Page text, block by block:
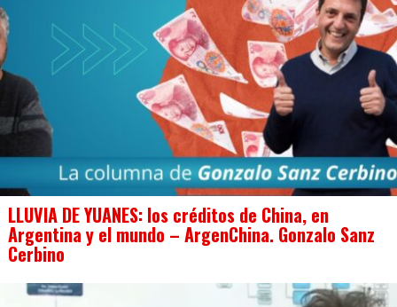
LLUVIA DE YUANES: los créditos de China, en
Argentina y el mundo – ArgenChina. Gonzalo Sanz
Cerbino